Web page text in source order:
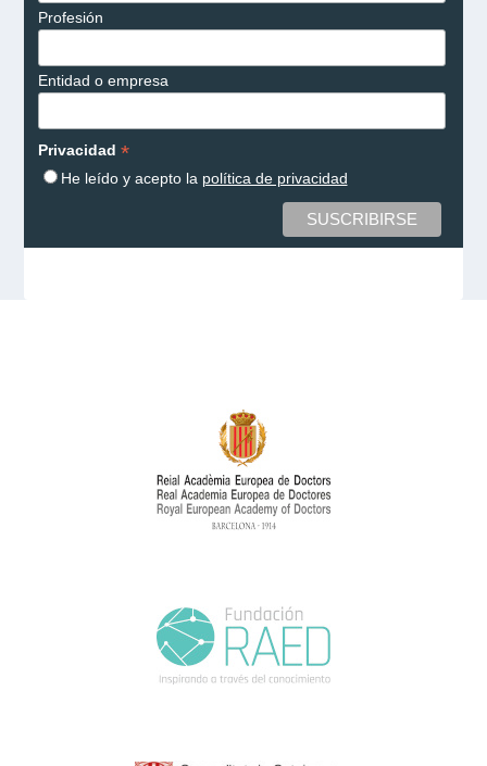
Profesión
Entidad o empresa
Privacidad *
He leído y acepto la política de privacidad